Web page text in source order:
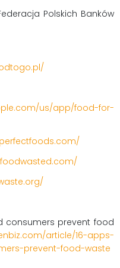
Polskich Banków
us/app/food-for-
consumers prevent food
article/16-apps-
prevent-food-waste